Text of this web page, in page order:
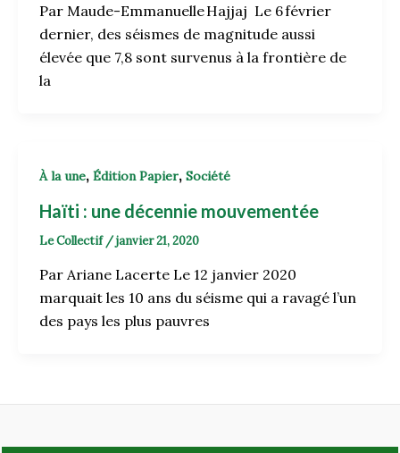
Par Maude-Emmanuelle Hajjaj Le 6 février
dernier, des séismes de magnitude aussi
élevée que 7,8 sont survenus à la frontière de
la
À la une, Édition Papier, Société
Haïti : une décennie mouvementée
Le Collectif /janvier 21, 2020
Par Ariane Lacerte Le 12 janvier 2020
marquait les 10 ans du séisme qui a ravagé l’un
des pays les plus pauvres